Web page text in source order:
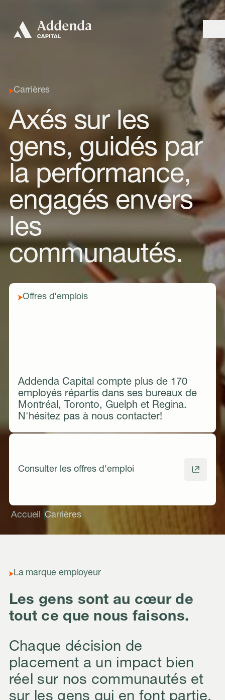
Carrières
Axés sur les
gens, guidés par
la performance,
engagés envers
les
communautés.
Offres d'emplois
Addenda Capital compte plus de 170
employés répartis dans ses bureaux de
Montréal, Toronto, Guelph et Regina.
N'hésitez pas à nous contacter!
Consulter les offres d'emploi
Accueil |Carrières
La marque employeur
Les gens sont au cœur de
tout ce que nous faisons.
Chaque décision de
placement a un impact bien
réel sur nos communautés et